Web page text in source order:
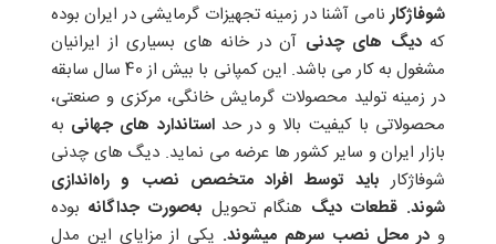
شوفاژکارنامی آشنا در زمینه تجهیزات گرمایشی در ایران بوده
کهدیگ های چدنی آن در خانه های بسیاری از ایرانیان
مشغول به کار می باشد. این کمپانی با بیش از 40 سال سابقه
در زمینه تولید محصولات گرمایش خانگی، مرکزی و صنعتی،
محصولاتی با کیفیت بالا و در حداستاندارد های جهانی به
بازار ایران و سایر کشور ها عرضه می نماید. دیگ های چدنی
شوفاژکار باید توسط افراد متخصص نصب و راه‌اندازی
شوند. قطعات دیگ هنگام تحویل به‌صورت جداگانه بوده
و در محل نصب سرهم میشوند. یکی از مزایای این مدل